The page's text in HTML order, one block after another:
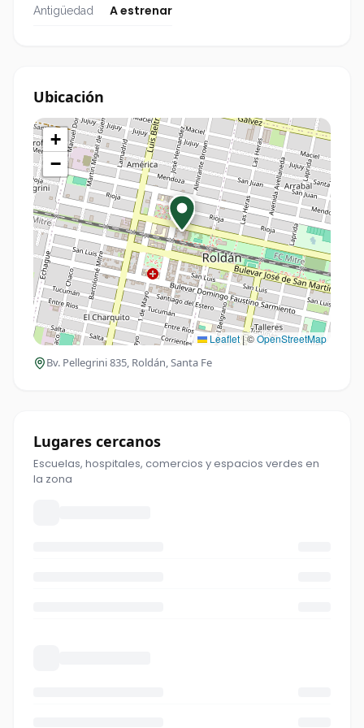
Antigüedad A estrenar
Ubicación
+
−
Leaflet |©OpenStreetMap
Bv. Pellegrini 835, Roldán, Santa Fe
Lugares cercanos
Escuelas, hospitales, comercios y espacios verdes en
la zona